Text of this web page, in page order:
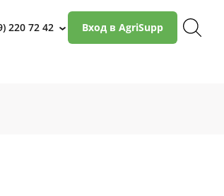
220 72 42 › Вход в AgriSupp